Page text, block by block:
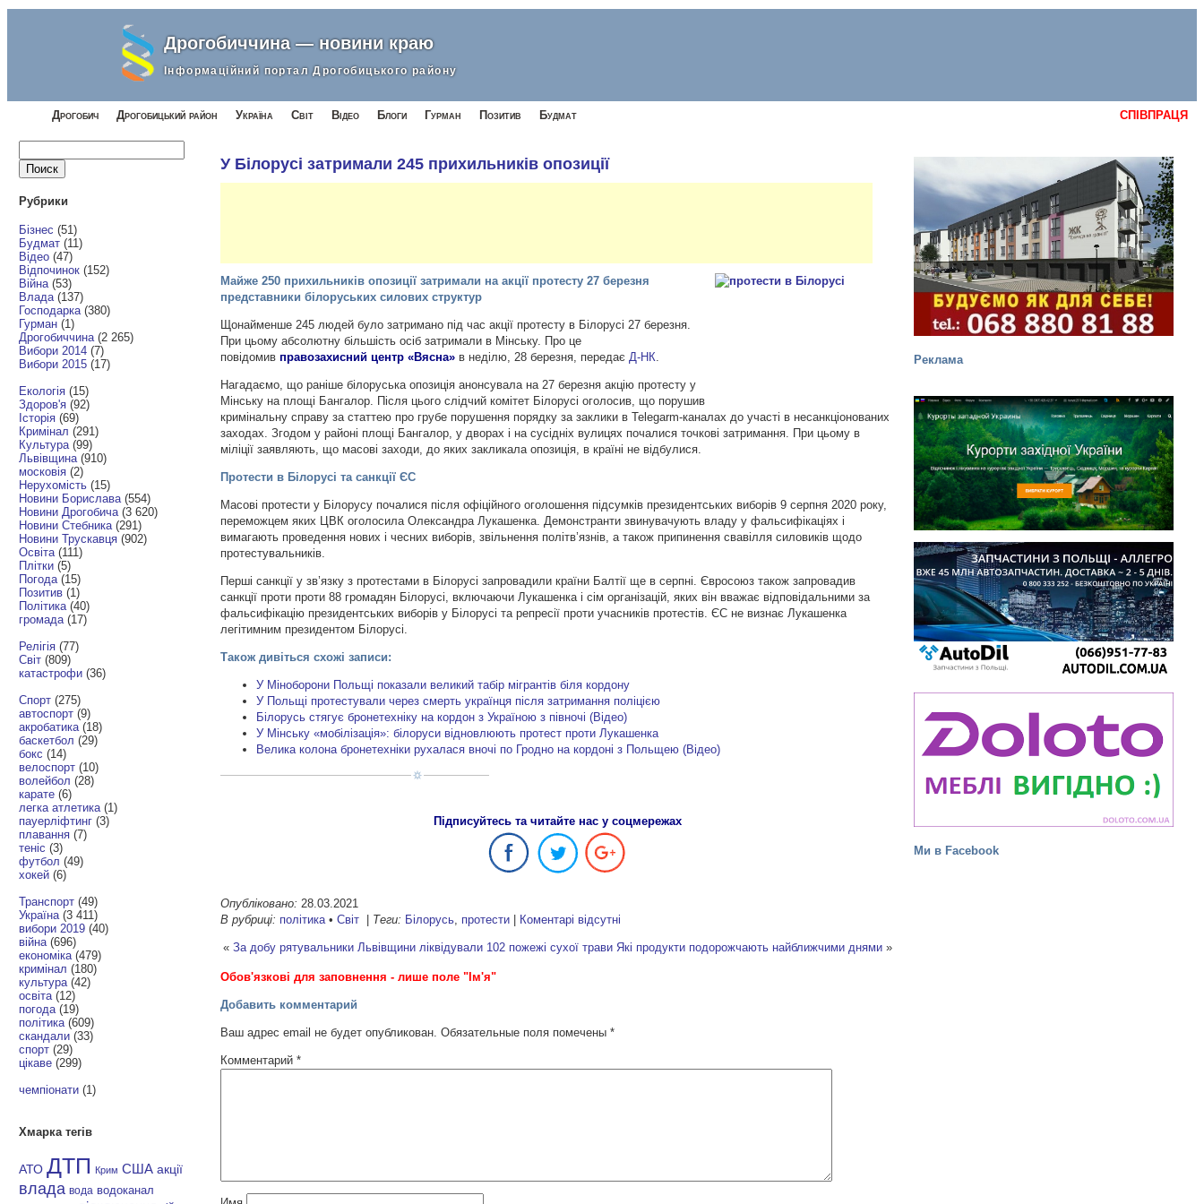
Дрогобиччина — новини краю
Інформаційний портал Дрогобицького району
Дрогобич Дрогобицький район Україна Світ Відео Блоги Гурман СПІВПРАЦЯ
Позитив Будмат
Реклама
Ми в Facebook
Рубрики
Бізнес (51)
Будмат (11)
Відео (47)
Відпочинок (152)
Війна (53)
Влада (137)
Господарка (380)
Гурман (1)
Дрогобиччина (2 265)
Вибори 2014 (7)
Вибори 2015 (17)
Екологія (15)
Здоров'я (92)
Історія (69)
Кримінал (291)
Культура (99)
Львівщина (910)
московія (2)
Нерухомість (15)
Новини Борислава (554)
Новини Дрогобича (3 620)
Новини Стебника (291)
Новини Трускавця (902)
Освіта (111)
Плітки (5)
Погода (15)
Позитив (1)
Політика (40)
громада (17)
Релігія (77)
Світ (809)
катастрофи (36)
Спорт (275)
автоспорт (9)
акробатика (18)
баскетбол (29)
бокс (14)
велоспорт (10)
волейбол (28)
карате (6)
легка атлетика (1)
пауерліфтинг (3)
плавання (7)
теніс (3)
футбол (49)
хокей (6)
Транспорт (49)
Україна (3 411)
вибори 2019 (40)
війна (696)
економіка (479)
кримінал (180)
культура (42)
освіта (12)
погода (19)
політика (609)
скандали (33)
спорт (29)
цікаве (299)
чемпіонати (1)
Хмарка тегів
АТО ДТП Крим США акції
влада вода водоканал
У Білорусі затримали 245 прихильників опозиції
Майже 250 прихильників опозиції затримали на акції протесту 27 березня
представники білоруських силових структур
Щонайменше 245 людей було затримано під час акції протесту в Білорусі 27 березня.
При цьому абсолютну більшість осіб затримали в Мінську. Про це
повідомивправозахисний центр «Вясна» в неділю, 28 березня, передаєД-НК.
Нагадаємо, що раніше білоруська опозиція анонсувала на 27 березня акцію протесту у
Мінську на площі Бангалор. Після цього слідчий комітет Білорусі оголосив, що порушив
кримінальну справу за статтею про грубе порушення порядку за заклики в Telegarm-каналах до участі в несанкціонованих
заходах. Згодом у районі площі Бангалор, у дворах і на сусідніх вулицях почалися точкові затримання. При цьому в
міліції заявляють, що масові заходи, до яких закликала опозиція, в країні не відбулися.
Протести в Білорусі та санкції ЄС
Масові протести у Білорусу почалися після офіційного оголошення підсумків президентських виборів 9 серпня 2020 року,
переможцем яких ЦВК оголосила Олександра Лукашенка. Демонстранти звинувачують владу у фальсифікаціях і
вимагають проведення нових і чесних виборів, звільнення політв’язнів, а також припинення свавілля силовиків щодо
протестувальників.
Перші санкції у зв’язку з протестами в Білорусі запровадили країни Балтії ще в серпні. Євросоюз також запровадив
санкції проти проти 88 громадян Білорусі, включаючи Лукашенка і сім організацій, яких він вважає відповідальними за
фальсифікацію президентських виборів у Білорусі та репресії проти учасників протестів. ЄС не визнає Лукашенка
легітимним президентом Білорусі.
Також дивіться схожі записи:
У Міноборони Польщі показали великий табір мігрантів біля кордону
У Польщі протестували через смерть українця після затримання поліцією
Білорусь стягує бронетехніку на кордон з Україною з півночі (Відео)
У Мінську «мобілізація»: білоруси відновлюють протест проти Лукашенка
Велика колона бронетехніки рухалася вночі по Гродно на кордоні з Польщею (Відео)
Підписуйтесь та читайте нас у соцмережах
Опубліковано: 28.03.2021
В рубриці: політика •Світ | Теги: Білорусь протести | Коментарі відсутні
« За добу рятувальники Львівщини ліквідували 102 пожежі сухої трави Які продукти подорожчають найближчими днями»
Обов'язкові для заповнення - лише поле "Ім'я"
Добавить комментарий
Ваш адрес email не будет опубликован. Обязательные поля помечены*
Комментарий*